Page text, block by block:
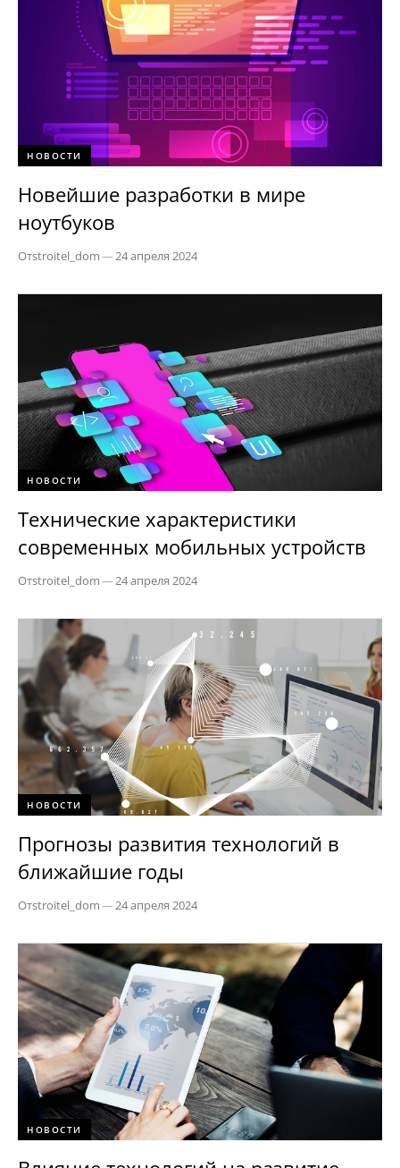
НОВОСТИ
Новейшие разработки в мире
ноутбуков
Отstroitel_dom—24 апреля 2024
НОВОСТИ
Технические характеристики
современных мобильных устройств
Отstroitel_dom—24 апреля 2024
НОВОСТИ
Прогнозы развития технологий в
ближайшие годы
Отstroitel_dom—24 апреля 2024
НОВОСТИ